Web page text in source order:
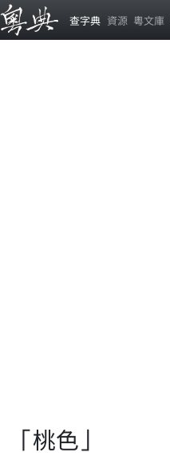
查字典 資源 粵文庫
「桃色」